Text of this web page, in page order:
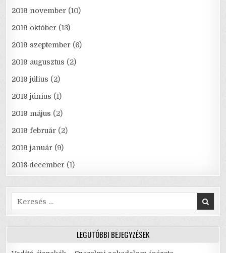
2019 november (10)
2019 október (13)
2019 szeptember (6)
2019 augusztus (2)
2019 július (2)
2019 június (1)
2019 május (2)
2019 február (2)
2019 január (9)
2018 december (1)
Search
for:
LEGUTÓBBI BEJEGYZÉSEK